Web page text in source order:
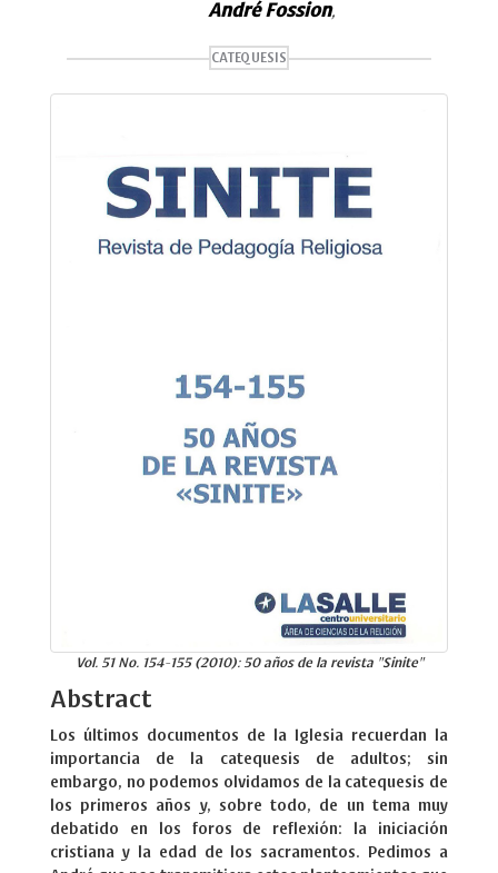
André Fossion,
CATEQUESIS
Vol. 51 No. 154-155 (2010): 50 años de la revista "Sinite"
Abstract
Los últimos documentos de la Iglesia recuerdan la
importancia de la catequesis de adultos; sin
embargo, no podemos olvidamos de la catequesis de
los primeros años y, sobre todo, de un tema muy
debatido en los foros de reflexión: la iniciación
cristiana y la edad de los sacramentos. Pedimos a